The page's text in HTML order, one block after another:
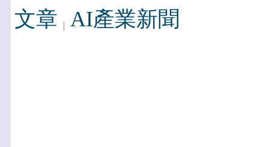
文章 AI產業新聞